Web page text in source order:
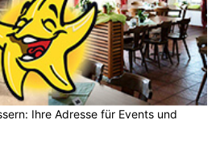
Ihre Adresse für Events und